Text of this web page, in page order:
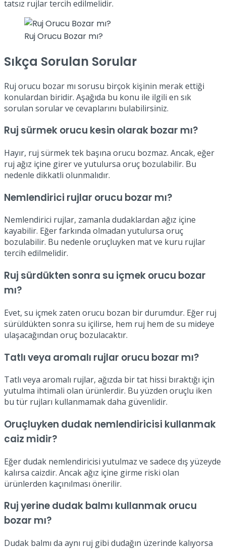
tatsız rujlar tercih edilmelidir.
Ruj Orucu Bozar mı?
Sıkça Sorulan Sorular
Ruj orucu bozar mı sorusu birçok kişinin merak ettiği
konulardan biridir. Aşağıda bu konu ile ilgili en sık
sorulan sorular ve cevaplarını bulabilirsiniz.
Ruj sürmek orucu kesin olarak bozar mı?
Hayır, ruj sürmek tek başına orucu bozmaz. Ancak, eğer
ruj ağız içine girer ve yutulursa oruç bozulabilir. Bu
nedenle dikkatli olunmalıdır.
Nemlendirici rujlar orucu bozar mı?
Nemlendirici rujlar, zamanla dudaklardan ağız içine
kayabilir. Eğer farkında olmadan yutulursa oruç
bozulabilir. Bu nedenle oruçluyken mat ve kuru rujlar
tercih edilmelidir.
Ruj sürdükten sonra su içmek orucu bozar
mı?
Evet, su içmek zaten orucu bozan bir durumdur. Eğer ruj
sürüldükten sonra su içilirse, hem ruj hem de su mideye
ulaşacağından oruç bozulacaktır.
Tatlı veya aromalı rujlar orucu bozar mı?
Tatlı veya aromalı rujlar, ağızda bir tat hissi bıraktığı için
yutulma ihtimali olan ürünlerdir. Bu yüzden oruçlu iken
bu tür rujları kullanmamak daha güvenlidir.
Oruçluyken dudak nemlendiricisi kullanmak
caiz midir?
Eğer dudak nemlendiricisi yutulmaz ve sadece dış yüzeyde
kalırsa caizdir. Ancak ağız içine girme riski olan
ürünlerden kaçınılması önerilir.
Ruj yerine dudak balmı kullanmak orucu
bozar mı?
Dudak balmı da aynı ruj gibi dudağın üzerinde kalıyorsa